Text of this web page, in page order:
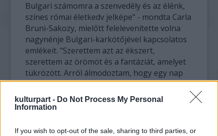
kulturpart - Do Not Process My Personal
Information
If you wish to opt-out of the sale, sharing to third parties, or
Bulgari számomra a szenvedély és az élénk,
színes római életkedv jelképe" - mondta Carla
Bruni-Sakozy, mielőtt felelevenítette volna
nagynénje Bulgari-karkötőjével kapcsolatos
emlékeit. "Szerettem azt az ékszert,
szerettem az örömöt és a fantáziát, amelyet
tükrözött. Arról álmodoztam, hogy egy nap
majd én is birtokosa lehetek egy ilyen
csodának. Azt mondták nekem, csakúgy mint
én, az a karkötő is Olaszországból került
fnyilatkozta aThe Daily Telegraphcímű lapnak.